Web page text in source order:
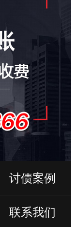
讨债案例
联系我们